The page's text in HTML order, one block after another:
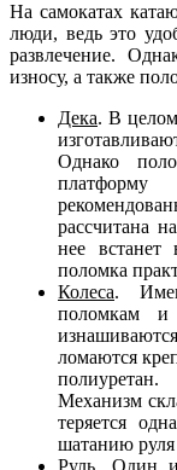
На самокатах
люди, ведь это
развлечение.
износу, а также
Дека. В
Однако
рассчитана
нее встанет
поломка
Колеса.
поломкам и
ломаются
полиуретан.
Механизм
теряется
шатанию
Руль. Один